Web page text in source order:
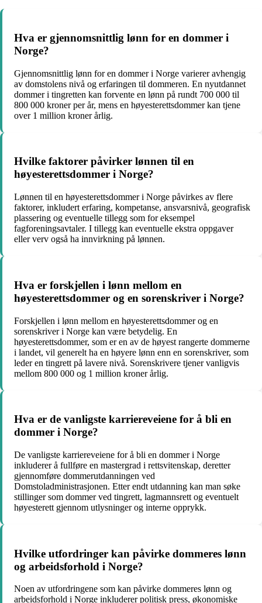
Hva er gjennomsnittlig lønn for en dommer i
Norge?
Gjennomsnittlig lønn for en dommer i Norge varierer avhengig
av domstolens nivå og erfaringen til dommeren. En nyutdannet
dommer i tingretten kan forvente en lønn på rundt 700 000 til
800 000 kroner per år, mens en høyesterettsdommer kan tjene
over 1 million kroner årlig.
Hvilke faktorer påvirker lønnen til en
høyesterettsdommer i Norge?
Lønnen til en høyesterettsdommer i Norge påvirkes av flere
faktorer, inkludert erfaring, kompetanse, ansvarsnivå, geografisk
plassering og eventuelle tillegg som for eksempel
fagforeningsavtaler. I tillegg kan eventuelle ekstra oppgaver
eller verv også ha innvirkning på lønnen.
Hva er forskjellen i lønn mellom en
høyesterettsdommer og en sorenskriver i Norge?
Forskjellen i lønn mellom en høyesterettsdommer og en
sorenskriver i Norge kan være betydelig. En
høyesterettsdommer, som er en av de høyest rangerte dommerne
i landet, vil generelt ha en høyere lønn enn en sorenskriver, som
leder en tingrett på lavere nivå. Sorenskrivere tjener vanligvis
mellom 800 000 og 1 million kroner årlig.
Hva er de vanligste karriereveiene for å bli en
dommer i Norge?
De vanligste karriereveiene for å bli en dommer i Norge
inkluderer å fullføre en mastergrad i rettsvitenskap, deretter
gjennomføre dommerutdanningen ved
Domstoladministrasjonen. Etter endt utdanning kan man søke
stillinger som dommer ved tingrett, lagmannsrett og eventuelt
høyesterett gjennom utlysninger og interne opprykk.
Hvilke utfordringer kan påvirke dommeres lønn
og arbeidsforhold i Norge?
Noen av utfordringene som kan påvirke dommeres lønn og
arbeidsforhold i Norge inkluderer politisk press, økonomiske